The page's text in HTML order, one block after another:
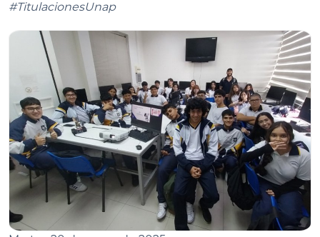
#TitulacionesUnap